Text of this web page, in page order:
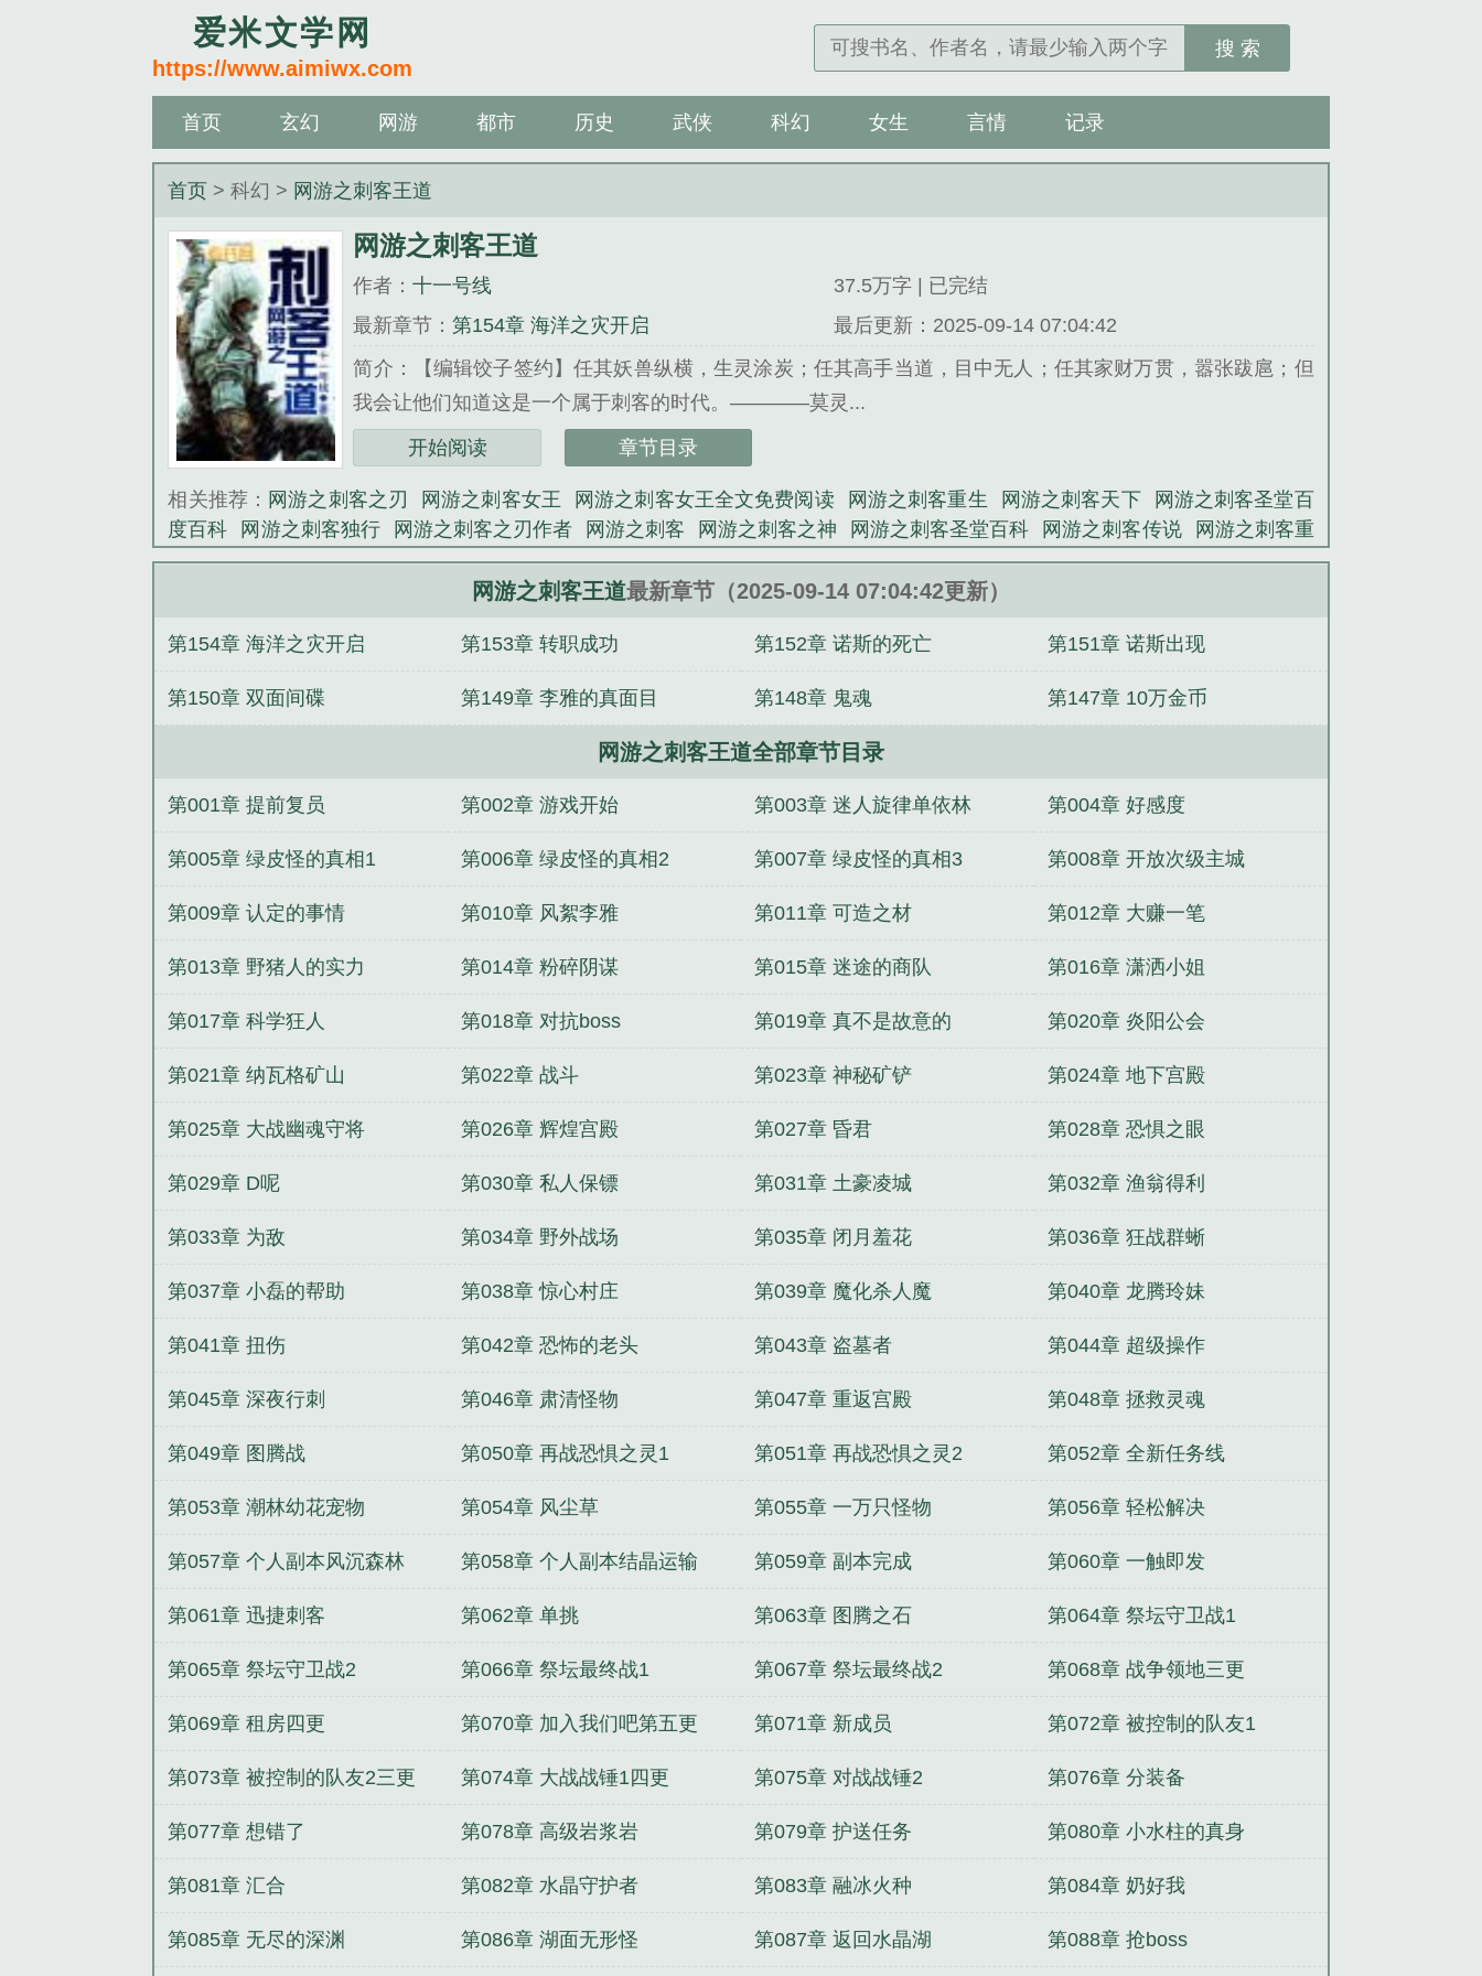
爱米文学网
https://www.aimiwx.com
搜 索
首页 玄幻 网游 都市 历史 武侠 科幻 女生 言情 记录
首页 > 科幻 > 网游之刺客王道
网游之刺客王道
作者：十一号线
37.5万字 | 已完结
最新章节：第154章 海洋之灾开启
最后更新：2025-09-14 07:04:42
简介：【编辑饺子签约】任其妖兽纵横，生灵涂炭；任其高手当道，目中无人；任其家财万贯，嚣张跋扈；但
我会让他们知道这是一个属于刺客的时代。————莫灵...
《网游之刺客王道》是十一号线精心创作的科幻类小说。
开始阅读 章节目录
相关推荐： 网游之刺客之刃 网游之刺客女王 网游之刺客女王全文免费阅读 网游之刺客重生 网游之刺客天下
网游之刺客圣堂百
度百科
网游之刺客独行 网游之刺客之刃作者 网游之刺客 网游之刺客之神 网游之刺客圣堂百科 网游之刺客传说
网游之刺客重
生百科 网游之刺客的 网游之刺客为尊 网游之刺客有毒 网游之刺客难当在线阅读 网游之刺客难当 网游之刺客王座 网游之刺客
网游之刺客人生 网游之刺客皇帝 网游之刺客转 我要看网游之刺客重生 网游之刺客圣堂
网游之刺客王道最新章节（2025-09-14 07:04:42更新）
第154章 海洋之灾开启 第153章 转职成功 第152章 诺斯的死亡 第151章 诺斯出现
第150章 双面间碟 第149章 李雅的真面目 第148章 鬼魂 第147章 10万金币
网游之刺客王道全部章节目录
第001章 提前复员 第002章 游戏开始 第003章 迷人旋律单依林 第004章 好感度
第005章 绿皮怪的真相1 第006章 绿皮怪的真相2 第007章 绿皮怪的真相3 第008章 开放次级主城
第009章 认定的事情 第010章 风絮李雅 第011章 可造之材 第012章 大赚一笔
第013章 野猪人的实力 第014章 粉碎阴谋 第015章 迷途的商队 第016章 潇洒小姐
第017章 科学狂人 第018章 对抗boss 第019章 真不是故意的 第020章 炎阳公会
第021章 纳瓦格矿山 第022章 战斗 第023章 神秘矿铲 第024章 地下宫殿
第025章 大战幽魂守将 第026章 辉煌宫殿 第027章 昏君 第028章 恐惧之眼
第029章 D呢 第030章 私人保镖 第031章 土豪凌城 第032章 渔翁得利
第033章 为敌 第034章 野外战场 第035章 闭月羞花 第036章 狂战群蜥
第037章 小磊的帮助 第038章 惊心村庄 第039章 魔化杀人魔 第040章 龙腾玲妹
第041章 扭伤 第042章 恐怖的老头 第043章 盗墓者 第044章 超级操作
第045章 深夜行刺 第046章 肃清怪物 第047章 重返宫殿 第048章 拯救灵魂
第049章 图腾战 第050章 再战恐惧之灵1 第051章 再战恐惧之灵2 第052章 全新任务线
第053章 潮林幼花宠物 第054章 风尘草 第055章 一万只怪物 第056章 轻松解决
第057章 个人副本风沉森林 第058章 个人副本结晶运输 第059章 副本完成 第060章 一触即发
第061章 迅捷刺客 第062章 单挑 第063章 图腾之石 第064章 祭坛守卫战1
第065章 祭坛守卫战2 第066章 祭坛最终战1 第067章 祭坛最终战2 第068章 战争领地三更
第069章 租房四更 第070章 加入我们吧第五更 第071章 新成员 第072章 被控制的队友1
第073章 被控制的队友2三更 第074章 大战战锤1四更 第075章 对战战锤2 第076章 分装备
第077章 想错了 第078章 高级岩浆岩 第079章 护送任务 第080章 小水柱的真身
第081章 汇合 第082章 水晶守护者 第083章 融冰火种 第084章 奶好我
第085章 无尽的深渊 第086章 湖面无形怪 第087章 返回水晶湖 第088章 抢boss